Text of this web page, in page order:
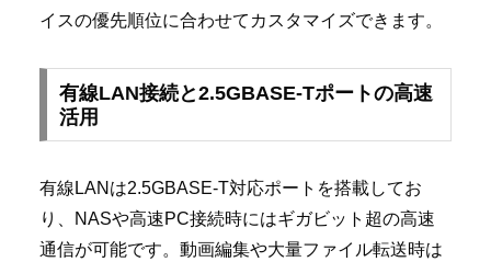
イスの優先順位に合わせてカスタマイズできます。
有線LAN接続と2.5GBASE-Tポートの高速
活用
有線LANは2.5GBASE-T対応ポートを搭載してお
り、NASや高速PC接続時にはギガビット超の高速
通信が可能です。動画編集や大量ファイル転送時は